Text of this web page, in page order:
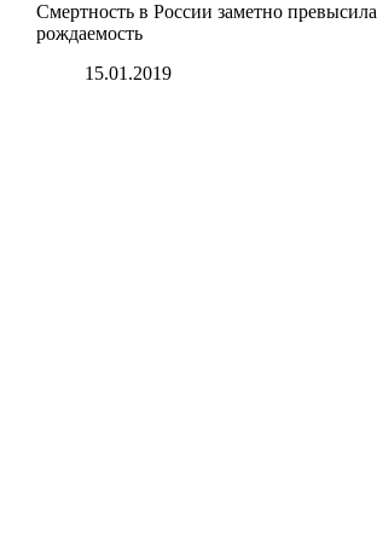
Смертность в России заметно превысила
рождаемость
15.01.2019